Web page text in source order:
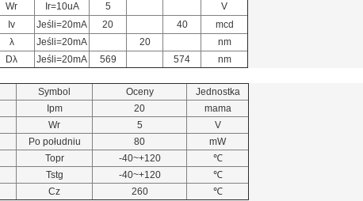
Wr Ir=10uA 5
V
Iv Jeśli=20mA 20 40
mcd
λ Jeśli=20mA 20
nm
Dλ Jeśli=20mA 569 574 nm
Symbol Oceny
Jednostka
Ipm 20
mama
Wr 5
V
Po południu 80
mW
Topr -40~+120
℃
Tstg -40~+120
℃
Cz 260 ℃